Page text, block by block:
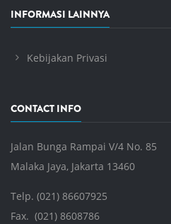
INFORMASI LAINNYA
Kebijakan Privasi
CONTACT INFO
Jalan Bunga Rampai V/4 No. 85
Malaka Jaya, Jakarta 13460
Telp. (021) 86607925
Fax. (021) 8608786